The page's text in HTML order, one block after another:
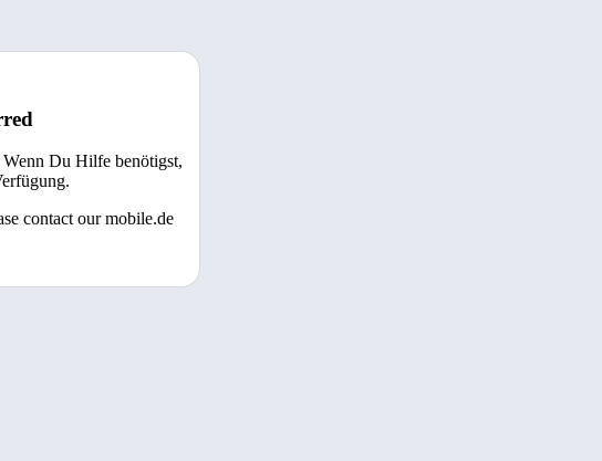
Du Hilfe benötigst,
contact our mobile.de